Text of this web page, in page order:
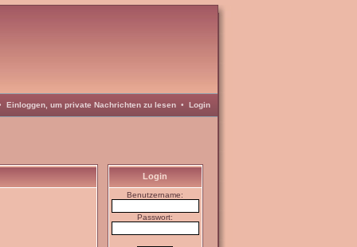
Einloggen, um private Nachrichten zu lesen• Login
Login
Benutzername:
Passwort: